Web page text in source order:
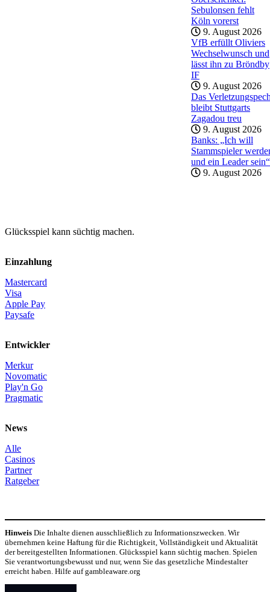
Sebulonsen fehlt
Köln vorerst
9. August 2026
VfB erfüllt Oliviers
Wechselwunsch und
lässt ihn zu Bröndby
IF
9. August 2026
Das
bleibt Stuttgarts
Zagadou treu
9. August 2026
Banks: „Ich will
Stammspieler
und ein Leader sein“
9. August 2026
Glücksspiel kann süchtig machen.
Einzahlung
Mastercard
Visa
Apple Pay
Paysafe
Entwickler
Merkur
Novomatic
Play'n Go
Pragmatic
News
Alle
Casinos
Partner
Ratgeber
Hinweis Die Inhalte dienen ausschließlich zu Informationszwecken. Wir
übernehmen keine Haftung für die Richtigkeit, Vollständigkeit und Aktualität
der bereitgestellten Informationen. Glücksspiel kann süchtig machen. Spielen
Sie verantwortungsbewusst und nur, wenn Sie das gesetzliche Mindestalter
erreicht haben. Hilfe auf gambleaware.org